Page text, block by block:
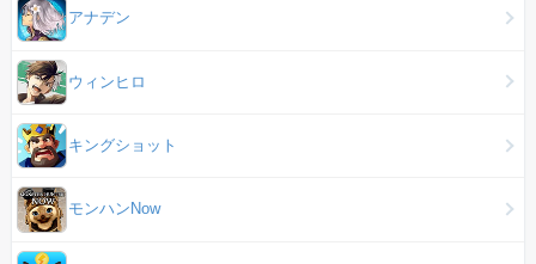
アナデン
ウィンヒロ
キングショット
モンハンNow